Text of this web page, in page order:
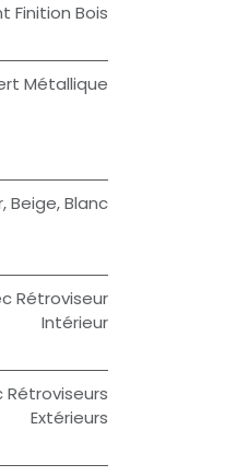
Finition Bois
Métallique
,Beige,Blanc
Rétroviseur
Intérieur
Rétroviseurs
Extérieurs